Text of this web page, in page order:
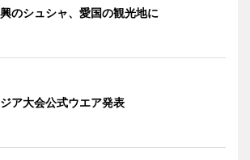
のシュシャ、愛国の観光地に
ア大会公式ウエア発表